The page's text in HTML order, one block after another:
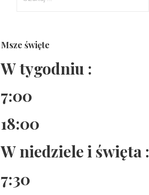
Msze święte
W tygodniu :
7:00
18:00
W niedziele i święta :
7:30